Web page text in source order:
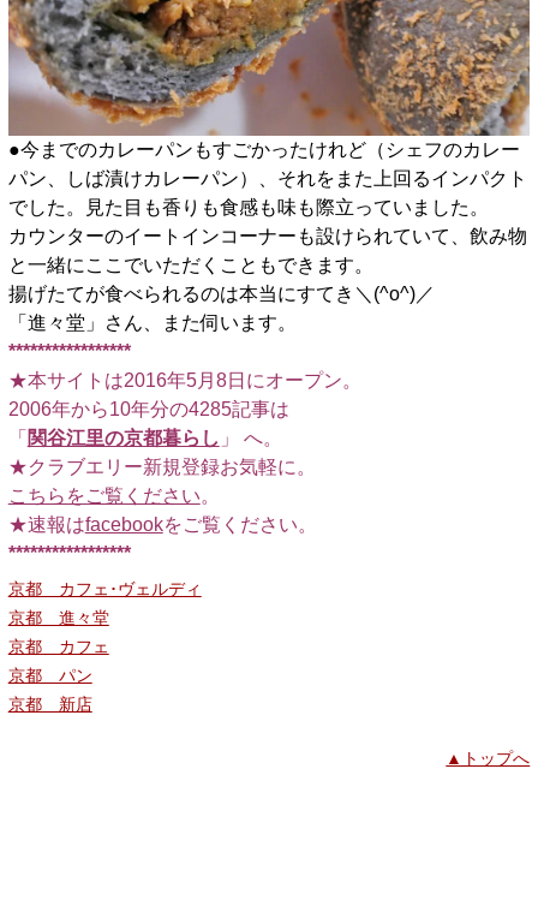
●今までのカレーパンもすごかったけれど（シェフのカレー
パン、しば漬けカレーパン）、それをまた上回るインパクト
でした。見た目も香りも食感も味も際立っていました。
カウンターのイートインコーナーも設けられていて、飲み物
と一緒にここでいただくこともできます。
揚げたてが食べられるのは本当にすてき＼(^o^)／
「進々堂」さん、また伺います。
*****************
★本サイトは2016年5月8日にオープン。
2006年から10年分の4285記事は
「 関谷江里の京都暮らし 」 へ。
★クラブエリー新規登録お気軽に。
こちらをご覧ください。
★速報はfacebookをご覧ください。
*****************
京都 カフェ･ヴェルディ
京都 進々堂
京都 カフェ
京都 パン
京都 新店
▲トップへ